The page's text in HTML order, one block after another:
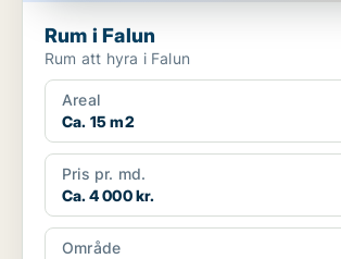
Rum i Falun
Rum att hyra i Falun
Areal
Ca. 15 m2
Pris pr. md.
Ca. 4 000 kr.
Område